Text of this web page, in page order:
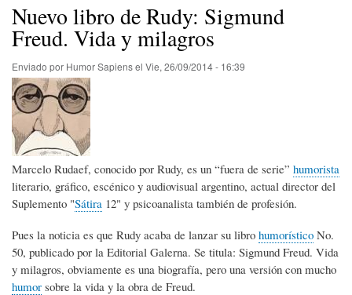
Nuevo libro de Rudy: Sigmund
Freud. Vida y milagros
Enviado por Humor Sapiensel Vie, 26/09/2014 - 16:39
Marcelo Rudaef, conocido por Rudy, es un “fuera de serie” humorista
literario, gráfico, escénico y audiovisual argentino, actual director del
Suplemento "Sátira 12" y psicoanalista también de profesión.
Pues la noticia es que Rudy acaba de lanzar su libro humorístico No.
50, publicado por la Editorial Galerna. Se titula: Sigmund Freud. Vida
y milagros, obviamente es una biografía, pero una versión con mucho
humor sobre la vida y la obra de Freud.